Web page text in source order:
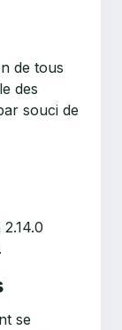
de tous
des
souci de
se